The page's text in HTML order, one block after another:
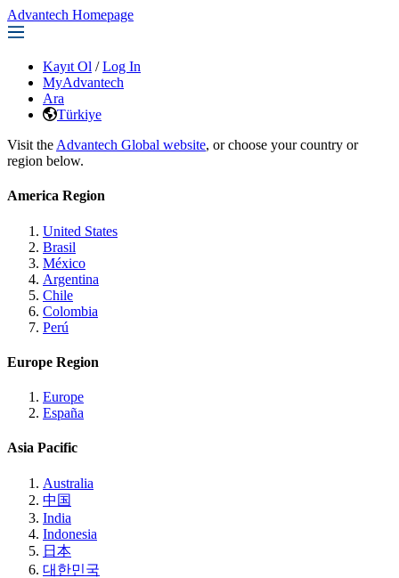
Advantech Homepage
Kayıt Ol / Log In
MyAdvantech
Ara
Türkiye
Visit the Advantech Global website, or choose your country or
region below.
America Region
United States
Brasil
México
Argentina
Chile
Colombia
Perú
Europe Region
Europe
España
Asia Pacific
Australia
中国
India
Indonesia
日本
대한민국